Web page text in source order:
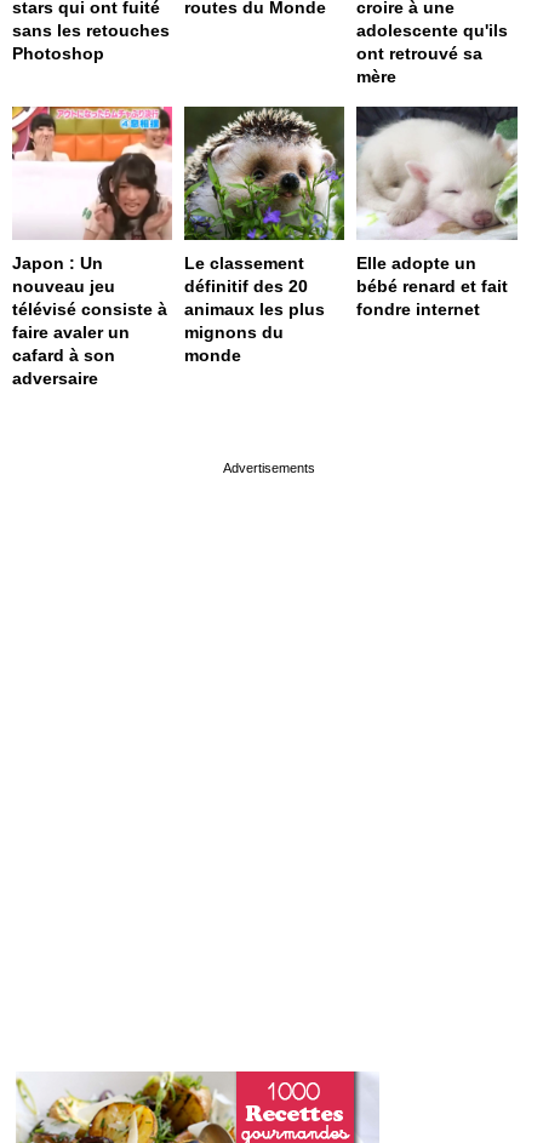
stars qui ont fuité
sans les retouches
Photoshop
routes du Monde
croire à une
adolescente qu'ils
ont retrouvé sa
mère
Japon : Un
nouveau jeu
télévisé consiste à
faire avaler un
cafard à son
adversaire
Le classement
définitif des 20
animaux les plus
mignons du
monde
Elle adopte un
bébé renard et fait
fondre internet